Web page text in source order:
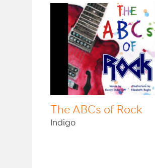
The ABCs of Rock
Indigo